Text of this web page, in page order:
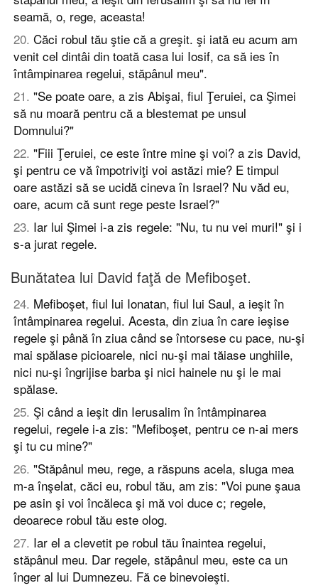
seamă, o, rege, aceasta!
20. Căci robul tău ştie că a greşit. şi iată eu acum am
venit cel dintâi din toată casa lui Iosif, ca să ies în
întâmpinarea regelui, stăpânul meu".
21. "Se poate oare, a zis Abişai, fiul Ţeruiei, ca Şimei
să nu moară pentru că a blestemat pe unsul
Domnului?"
22. "Fiii Ţeruiei, ce este între mine şi voi? a zis David,
şi pentru ce vă împotriviţi voi astăzi mie? E timpul
oare astăzi să se ucidă cineva în Israel? Nu văd eu,
oare, acum că sunt rege peste Israel?"
23. Iar lui Şimei i-a zis regele: "Nu, tu nu vei muri!" şi i
s-a jurat regele.
Bunătatea lui David faţă de Mefiboşet.
24. Mefiboşet, fiul lui Ionatan, fiul lui Saul, a ieşit în
întâmpinarea regelui. Acesta, din ziua în care ieşise
regele şi până în ziua când se întorsese cu pace, nu-şi
mai spălase picioarele, nici nu-şi mai tăiase unghiile,
nici nu-şi îngrijise barba şi nici hainele nu şi le mai
spălase.
25. Şi când a ieşit din Ierusalim în întâmpinarea
regelui, regele i-a zis: "Mefiboşet, pentru ce n-ai mers
şi tu cu mine?"
26. "Stăpânul meu, rege, a răspuns acela, sluga mea
m-a înşelat, căci eu, robul tău, am zis: "Voi pune şaua
pe asin şi voi încăleca şi mă voi duce c; regele,
deoarece robul tău este olog.
27. Iar el a clevetit pe robul tău înaintea regelui,
stăpânul meu. Dar regele, stăpânul meu, este ca un
înger al lui Dumnezeu. Fă ce binevoieşti.